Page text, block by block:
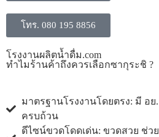
โทร. 080 195 8856
โรงงานผลิตน้ำดื่ม.com
ทำไมร้านค้าถึงควรเลือกซากุระชิ ?
มาตรฐานโรงงานโดยตรง: มี อ
ครบถ้วน
ดีไซน์ขวดโดดเด่น: ขวดสวย ช่